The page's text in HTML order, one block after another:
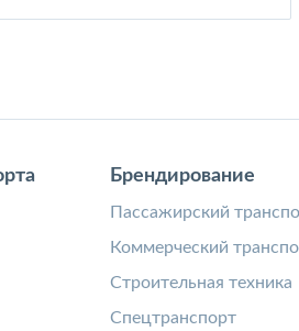
Брендирование
Пассажирский
Коммерческий
Строительная техника
Спецтранспорт